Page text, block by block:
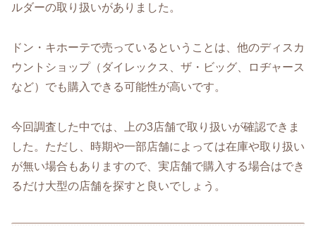
ルダーの取り扱いがありました。
ドン・キホーテで売っているということは、他のディスカ
ウントショップ（ダイレックス、ザ・ビッグ、ロヂャース
など）でも購入できる可能性が高いです。
今回調査した中では、上の3店舗で取り扱いが確認できま
した。ただし、時期や一部店舗によっては在庫や取り扱い
が無い場合もありますので、実店舗で購入する場合はでき
るだけ大型の店舗を探すと良いでしょう。